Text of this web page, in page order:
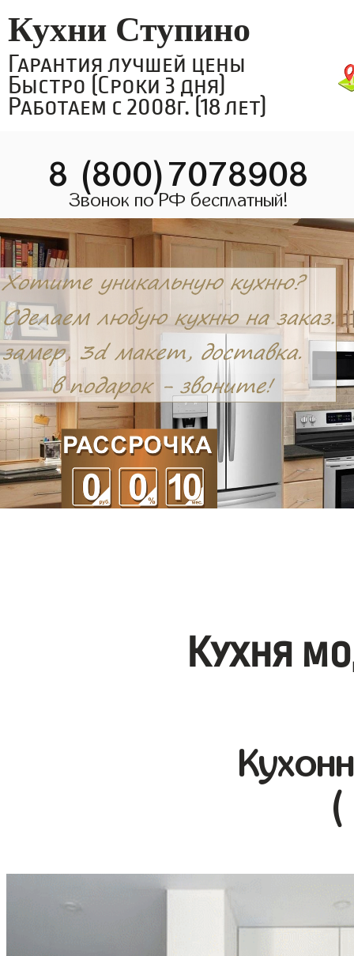
Кухни Ступино
Гарантия лучшей цены
Быстро (Сроки 3 дня)
Работаем с 2008г. (18 лет)
8 (800)7078908
Звонок по РФ бесплатный!
Кухня
(